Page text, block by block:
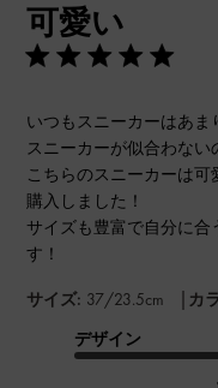
可愛い
いつもスニーカーはあ
スニーカーが似合わない
こちらのスニーカーは
購入しました！
サイズも豊富で自分に
す！
サイズ: 37/23.5cm | カ
デザイン